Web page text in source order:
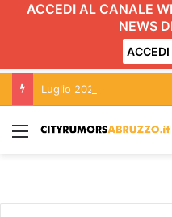
ACCEDI AL CANALE
NEWS
Menu